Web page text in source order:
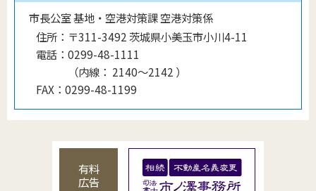
市長公室 基地・空港対策課 空港対策係
住所： 〒311-3492 茨城県小美玉市小川4-11
電話： 0299-48-1111
（内線 ： 2140〜2142 ）
FAX： 0299-48-1199
有料
広告